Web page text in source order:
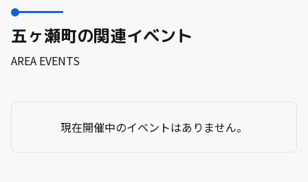
五ヶ瀬町の関連イベント
AREA EVENTS
現在開催中のイベントはありません。